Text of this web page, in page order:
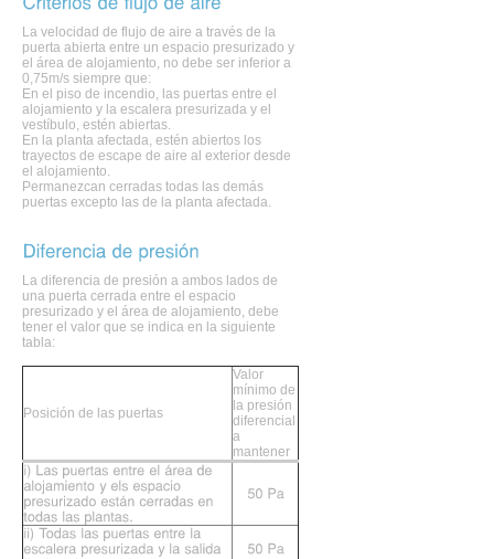
La velocidad de flujo de aire a través de la
puerta abierta entre un espacio presurizado y
el área de alojamiento, no debe ser inferior a
0,75m/s siempre que:
En el piso de incendio, las puertas entre el
alojamiento y la escalera presurizada y el
vestíbulo, estén abiertas.
En la planta afectada, estén abiertos los
trayectos de escape de aire al exterior desde
el alojamiento.
Permanezcan cerradas todas las demás
puertas excepto las de la planta afectada.
La diferencia de presión a ambos lados de
una puerta cerrada entre el espacio
presurizado y el área de alojamiento, debe
tener el valor que se indica en la siguiente
tabla:
Posición de las puertas
Valor
mínimo de
la presión
diferencial
a
mantener